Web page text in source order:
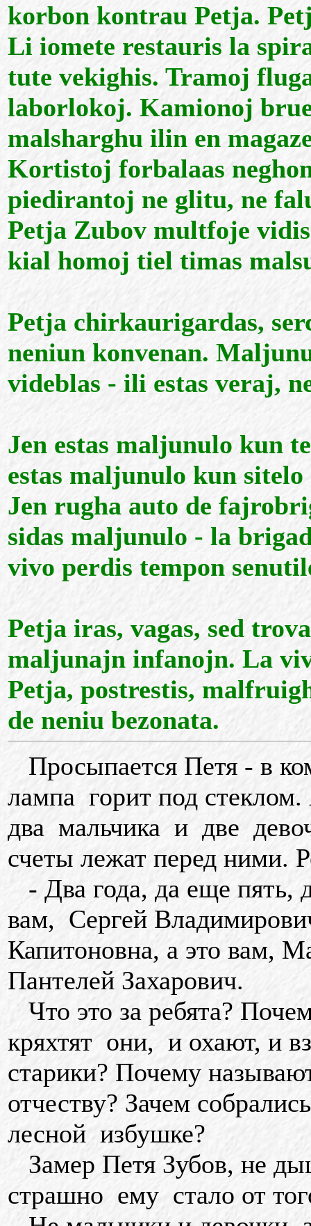
korbon kontrau Petja.
Li iomete restauris la
tute vekighis. Tramoj
laborlokoj. Kamionoj
malsharghu ilin en
Kortistoj forbalaas
piedirantoj ne glitu, ne
Petja Zubov multfoje
kial homoj tiel timas
Petja chirkaurigardas,
neniun konvenan.
videblas - ili estas veraj,
Jen estas maljunulo kun
estas maljunulo kun
Jen rugha auto de
sidas maljunulo - la
vivo perdis tempon
Petja iras, vagas, sed
maljunajn infanojn. La
Petja, postrestis,
de neniu bezonata.
Просыпается Петя - в
лампа горит под
два мальчика и две
счеты лежат перед ними.
- Два года, да еще пять,
вам, Сергей
Капитоновна, а это вам,
Пантелей Захарович.
Что это за ребята?
кряхтят они, и охают, и
старики? Почему
отчеству? Зачем
лесной избушке?
Замер Петя Зубов, не
страшно ему стало от